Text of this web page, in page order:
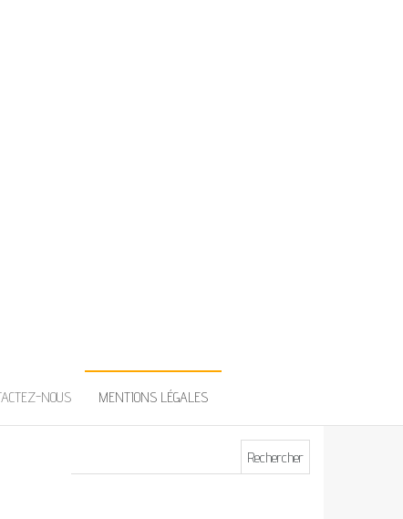
NOUS MENTIONS LÉGALES